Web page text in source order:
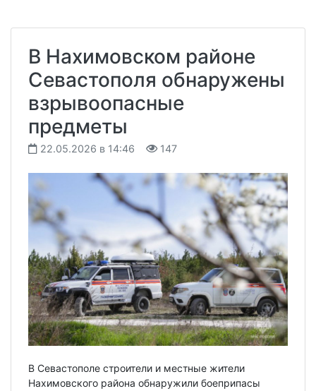
В Нахимовском районе
Севастополя обнаружены
взрывоопасные
предметы
22.05.2026 в 14:46 147
В Севастополе строители и местные жители
Нахимовского района обнаружили боеприпасы